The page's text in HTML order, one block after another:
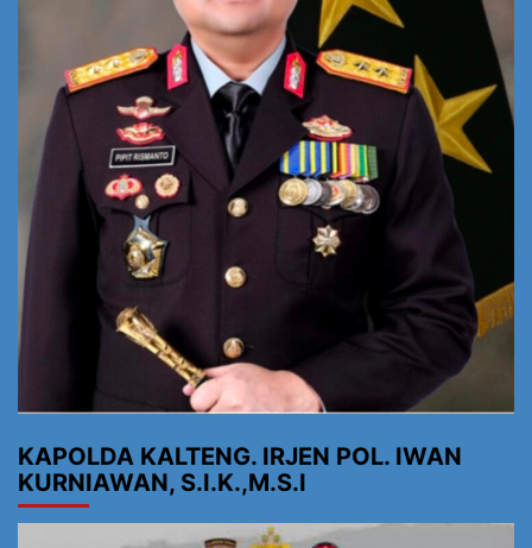
KAPOLDA KALTENG. IRJEN POL. IWAN
KURNIAWAN, S.I.K.,M.S.I